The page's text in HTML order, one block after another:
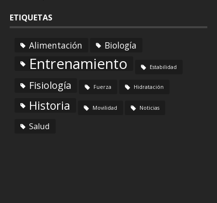
ETIQUETAS
Alimentación Biología
Entrenamiento Estabilidad
Fisiología Fuerza Hidratación
Historia Movilidad Noticias
Salud